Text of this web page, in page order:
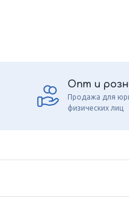
Опт и
Продажа для
физических лиц